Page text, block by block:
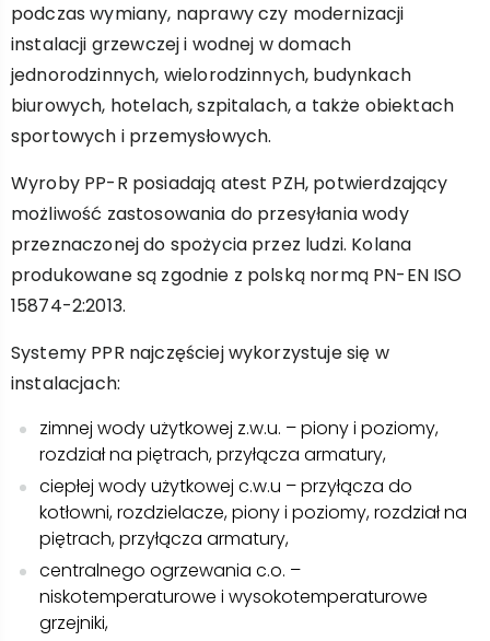
podczas wymiany, naprawy czy modernizacji
instalacji grzewczej i wodnej w domach
jednorodzinnych, wielorodzinnych, budynkach
biurowych, hotelach, szpitalach, a także obiektach
sportowych i przemysłowych.
Wyroby PP-R posiadają atest PZH, potwierdzający
możliwość zastosowania do przesyłania wody
przeznaczonej do spożycia przez ludzi. Kolana
produkowane są zgodnie z polską normą PN-EN ISO
15874-2:2013.
Systemy PPR najczęściej wykorzystuje się w
instalacjach:
zimnej wody użytkowej z.w.u. – piony i poziomy,
rozdział na piętrach, przyłącza armatury,
ciepłej wody użytkowej c.w.u – przyłącza do
kotłowni, rozdzielacze, piony i poziomy, rozdział na
piętrach, przyłącza armatury,
centralnego ogrzewania c.o. –
niskotemperaturowe i wysokotemperaturowe
grzejniki,